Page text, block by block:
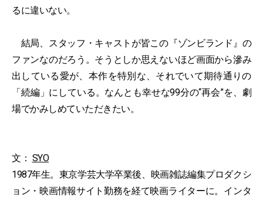
るに違いない。
結局、スタッフ・キャストが皆この『ゾンビランド』の
ファンなのだろう。そうとしか思えないほど画面から滲み
出している愛が、本作を特別な、それでいて期待通りの
「続編」にしている。なんとも幸せな99分の“再会”を、劇
場でかみしめていただきたい。
文： SYO
1987年生。東京学芸大学卒業後、映画雑誌編集プロダクシ
ョン・映画情報サイト勤務を経て映画ライターに。インタ